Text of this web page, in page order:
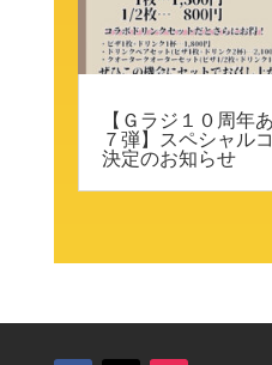
【Ｇラジ１０周年
７弾】スペシャル
決定のお知らせ